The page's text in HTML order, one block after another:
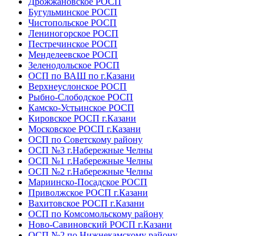
Бугульминское РОСП
Чистопольское РОСП
Лениногорское РОСП
Пестречинское РОСП
Менделеевское РОСП
Зеленодольское РОСП
ОСП по ВАШ по г.Казани
Верхнеуслонское РОСП
Рыбно-Слободское РОСП
Камско-Устьинское РОСП
Кировское РОСП г.Казани
Московское РОСП г.Казани
ОСП по Советскому району
ОСП №3 г.Набережные Челны
ОСП №1 г.Набережные Челны
ОСП №2 г.Набережные Челны
Мариинско-Посадское РОСП
Приволжское РОСП г.Казани
Вахитовское РОСП г.Казани
ОСП по Комсомольскому району
Ново-Савиновский РОСП г.Казани